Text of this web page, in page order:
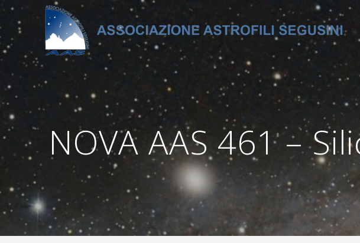
Salta
contenuto
NOVA AAS 461 –